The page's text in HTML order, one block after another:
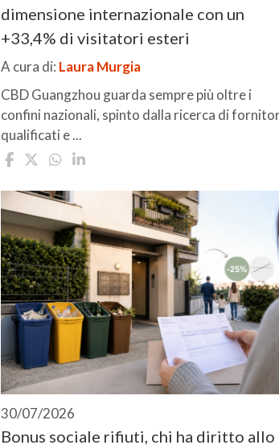
dimensione internazionale con un
+33,4% di visitatori esteri
A cura di: Laura Murgia
CBD Guangzhou guarda sempre più oltre i
confini nazionali, spinto dalla ricerca di
qualificati e ...
30/07/2026
Bonus sociale rifiuti, chi ha diritto allo